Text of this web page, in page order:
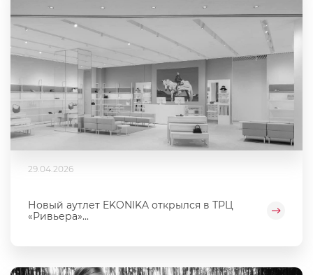
29.04.2026
Новый аутлет EKONIKA открылся в ТРЦ
«Ривьера»...